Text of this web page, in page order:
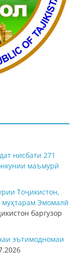
нисбати 271
маъмурӣ
Тоҷикистон,
Эмомалӣ
баргузор
эътимодномаи